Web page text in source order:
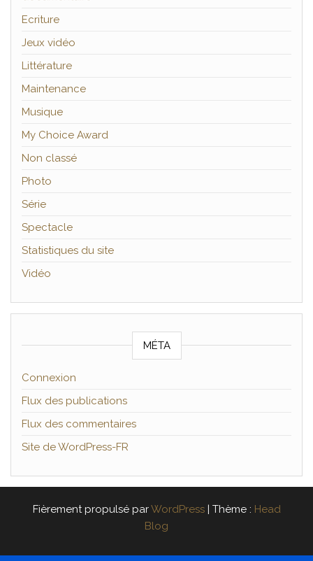
Ecriture
Jeux vidéo
Littérature
Maintenance
Musique
My Choice Award
Non classé
Photo
Série
Spectacle
Statistiques du site
Vidéo
MÉTA
Connexion
Flux des publications
Flux des commentaires
Site de WordPress-FR
Fièrement propulsé parWordPress | Thème : Head
Blog